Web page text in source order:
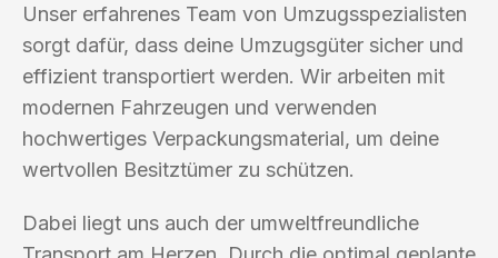
Unser erfahrenes Team von Umzugsspezialisten
sorgt dafür, dass deine Umzugsgüter sicher und
effizient transportiert werden. Wir arbeiten mit
modernen Fahrzeugen und verwenden
hochwertiges Verpackungsmaterial, um deine
wertvollen Besitztümer zu schützen.
Dabei liegt uns auch der umweltfreundliche